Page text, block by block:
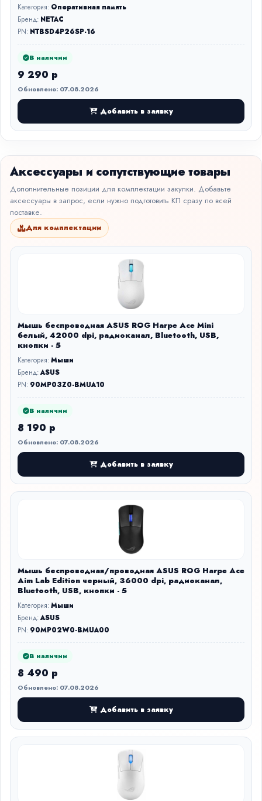
Категория: Оперативная память
Бренд: NETAC
PN: NTBSD4P26SP-16
В наличии
9 290 р
Обновлено: 07.08.2026
Добавить в заявку
Аксессуары и сопутствующие товары
Дополнительные позиции для комплектации закупки. Добавьте
аксессуары в запрос, если нужно подготовить КП сразу по всей
поставке.
Для комплектации
Мышь беспроводная ASUS ROG Harpe Ace Mini
белый, 42000 dpi, радиоканал, Bluetooth, USB,
кнопки - 5
Категория:Мыши
Бренд:ASUS
PN: 90MP03Z0-BMUA10
В наличии
8 190 р
Обновлено: 07.08.2026
Добавить в заявку
Мышь беспроводная/проводная ASUS ROG Harpe Ace
Aim Lab Edition черный, 36000 dpi, радиоканал,
Bluetooth, USB, кнопки - 5
Категория:Мыши
Бренд:ASUS
PN: 90MP02W0-BMUA00
В наличии
8 490 р
Обновлено: 07.08.2026
Добавить в заявку